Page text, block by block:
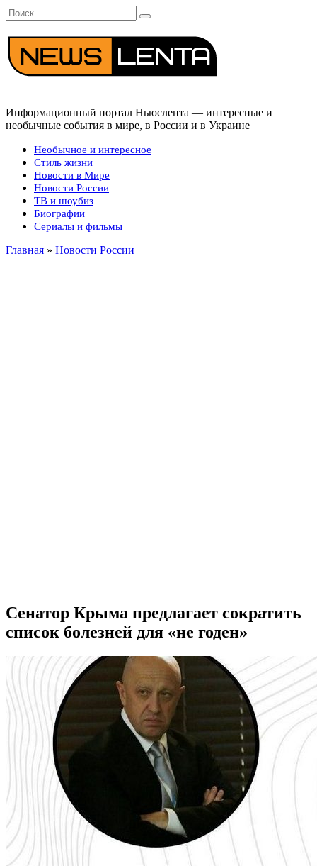
Перейти
к
содержанию
Search
for:
Информационный портал Ньюслента — интересные и
необычные события в мире, в России и в Украине
Необычное и интересное
Стиль жизни
Новости в Мире
Новости России
ТВ и шоубиз
Биографии
Сериалы и фильмы
Главная » Новости России
Сенатор Крыма предлагает сократить
список болезней для «не годен»